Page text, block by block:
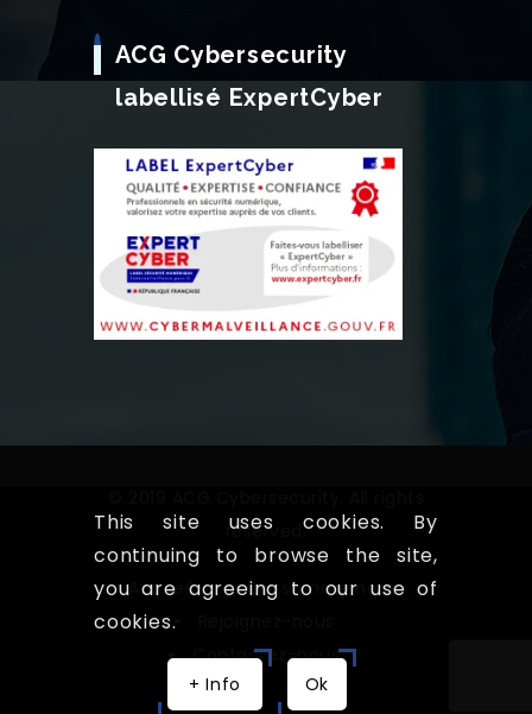
ACG Cybersecurity
labellisé ExpertCyber
reserved.
Accueil
Qui somme nous!
Contactez-nous
This site uses cookies. By
continuing to browse the site,
you are agreeing to our use of
cookies.
+ Info Ok